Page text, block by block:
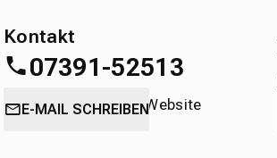
Kontakt
07391-52513
oderdirekt über die Website
E-MAIL SCHREIBEN